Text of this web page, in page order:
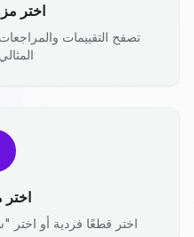
اختر
تصفح التقييمات
اختر
اختر قطعًا فردية أو اختر